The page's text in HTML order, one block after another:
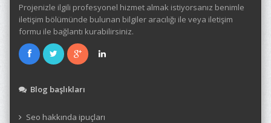
Projenizle ilgili profesyonel hizmet almak istiyorsanız benimle
iletişim bölümünde bulunan bilgiler aracılığı ile veya iletişim
formu ile bağlantı kurabilirsiniz.
Blog başlıkları
Seo hakkında ipuçları